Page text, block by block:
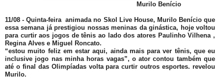
Murilo Benício
11/08 - Quinta-feira animada no Skol Live House, Murilo Benício que
essa semana já prestigiou nossas meninas da ginástica, hoje voltou
para curtir aos jogos de tênis ao lado dos atores Paulinho Vilhena ,
Regina Alves e Miguel Roncato.
“estou muito feliz em estar aqui, ainda mais para ver tênis, que eu
inclusive jogo nas minha horas vagas”, o ator contou também que
até o final das Olimpíadas volta para curtir outros esportes. revelou
Murilo.